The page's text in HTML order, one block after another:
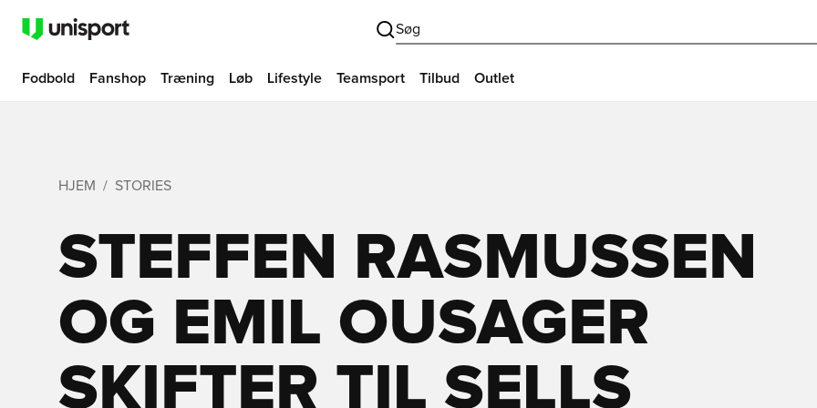
Søg
Fodbold Fanshop Træning Løb Lifestyle Teamsport Tilbud Outlet
HJEM STORIES
STEFFEN RASMUSSEN
OG EMIL OUSAGER
SKIFTER TIL SELLS